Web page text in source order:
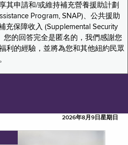
其申請和/或維持補充營養援助計劃
Program, SNAP)、公共援助
充保障收入 (Supplemental Security
您的回答完全是匿名的，我們感謝您
利的經驗，並將為您和其他紐約民眾
2026年8月9日星期日